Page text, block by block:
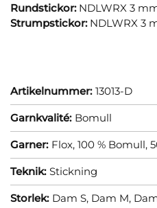
Rundstickor:NDLWRX 3
Strumpstickor:NDLWRX 3
Artikelnummer: 13013-D
Garnkvalité: Bomull
Garner: Flox, 100 % Bomull,
Teknik: Stickning
Storlek: Dam S, Dam M,